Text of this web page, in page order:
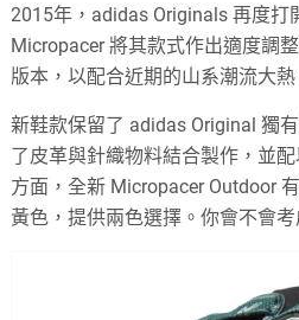
2015年，adidas Originals 再度打
Micropacer 將其款式作出適度調
版本，以配合近期的山系潮流大熱
新鞋款保留了 adidas Original 獨
了皮革與針織物料結合製作，並
方面，全新 Micropacer Outdoor
黃色，提供兩色選擇。你會不會